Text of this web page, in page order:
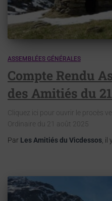
ASSEMBLÉES GÉNÉRALES
Compte Rendu
des Amitiés du
Cliquez ici pour ouvrir le procès
Ordinaire du 21 août 2025
Par Les Amitiés du Vicdessos , il